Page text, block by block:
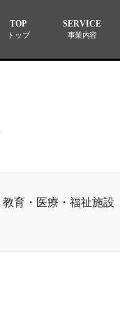
TOP
トップ
SERVICE
事業内容
教育・医療・福祉施設